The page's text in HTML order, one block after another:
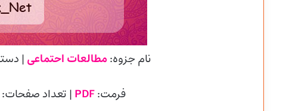
نام جزوه: مطالعات احتماعی |
فرمت:PDF | تعداد